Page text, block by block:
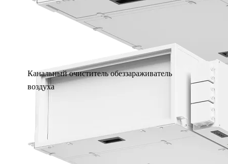
Канальный очиститель обеззараживатель
воздуха